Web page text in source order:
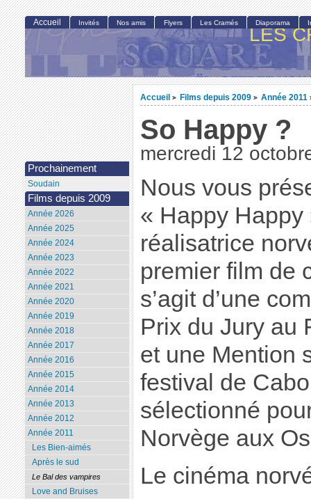
LES
Accueil > Films depuis 2009 > Année 2011
So Happy ?
mercredi 12
Nous vous
« Happy Happy
réalisatrice
premier film de
s’agit d’une
Prix du Jury au
et une Mention
festival de
sélectionné
Norvège aux
Le cinéma
Accueil Invités Nos amis Flyers Les Cramés Diaporama
Prochainement
Soudain
Films depuis 2009
Année 2026
Année 2025
Année 2024
Année 2023
Année 2022
Année 2021
Année 2020
Année 2019
Année 2018
Année 2017
Année 2016
Année 2015
Année 2014
Année 2013
Année 2012
Année 2011
Les Bien-aimés
Après le sud
Le Bal des vampires
Love and Bruises